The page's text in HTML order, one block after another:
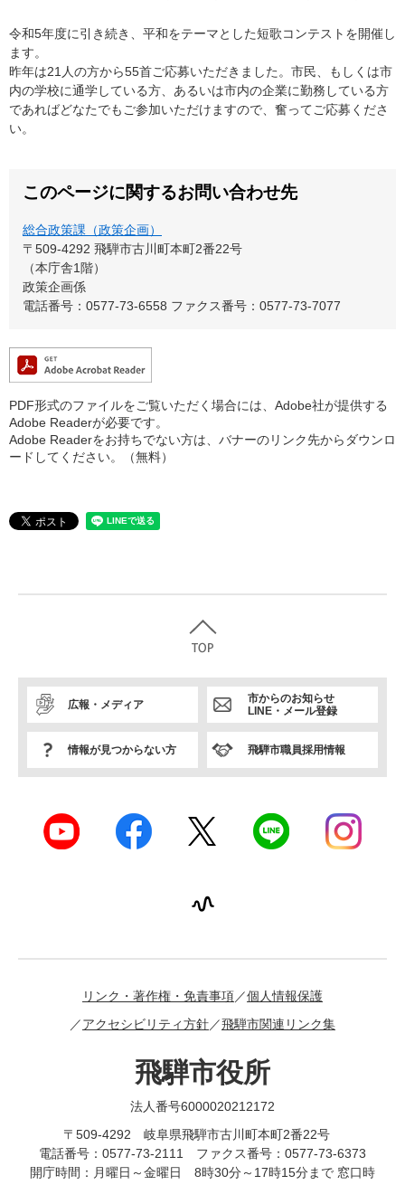
令和5年度に引き続き、平和をテーマとした短歌コンテストを開催し
ます。
昨年は21人の方から55首ご応募いただきました。市民、もしくは市
内の学校に通学している方、あるいは市内の企業に勤務している方
であればどなたでもご参加いただけますので、奮ってご応募くださ
い。
このページに関するお問い合わせ先
総合政策課（政策企画）
〒509-4292 飛騨市古川町本町2番22号
（本庁舎1階）
政策企画係
電話番号：0577-73-6558 ファクス番号：0577-73-7077
PDF形式のファイルをご覧いただく場合には、Adobe社が提供する
Adobe Readerが必要です。
Adobe Readerをお持ちでない方は、バナーのリンク先からダウンロ
ードしてください。（無料）
広報・メディア
市からのお知らせ
LINE・メール登録
情報が見つからない方 飛騨市職員採用情報
リンク・著作権・免責事項
個人情報保護
アクセシビリティ方針
飛騨市関連リンク集
飛騨市役所
法人番号6000020212172
〒509-4292 岐阜県飛騨市古川町本町2番22号
電話番号：0577-73-2111 ファクス番号：0577-73-6373
開庁時間：月曜日～金曜日 8時30分～17時15分まで 窓口時